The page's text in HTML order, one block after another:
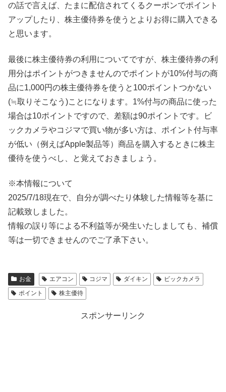
の話で言えば、たまに配信されてくるクーポンでポイント
アップしたり、株主優待券を使うとよりお得に購入できる
と思います。
最後に株主優待券の利用についてですが、株主優待券の利
用分はポイントがつきませんのでポイントが10%付与の商
品に1,000円の株主優待券を使うと100ポイントつかない
(≒取りそこなう)ことになります。1%付与の商品に使った
場合は10ポイントですので、差額は90ポイントです。ビ
ックカメラやコジマで買い物が多い方は、ポイント付与率
が低い（例えばApple製品等）商品を購入するときに株主
優待を使うべし、と覚えておきましょう。
※本情報について
2025/7/18現在で、自分が調べたり体験した情報等を基に
記載致しました。
情報の誤り等による不利益等が発生いたしましても、補償
等は一切できませんのでご了承下さい。
お金 エアコン コジマ ダイキン
ビックカメラ
ポイント
株主優待
スポンサーリンク